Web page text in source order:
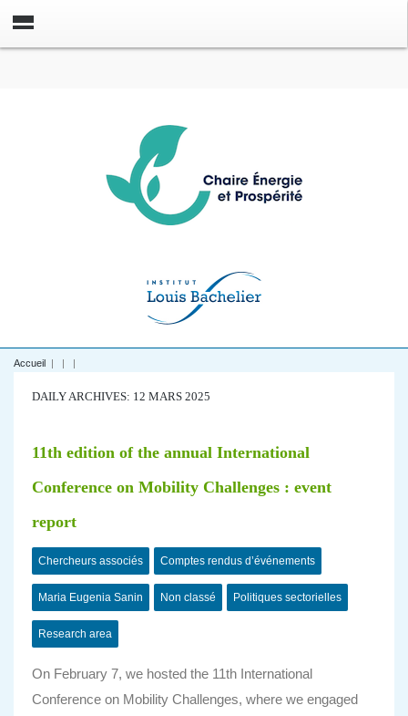
Accueil | | |
DAILY ARCHIVES: 12 MARS 2025
11th edition of the annual International
Conference on Mobility Challenges : event
report
Chercheurs associés Comptes rendus d’événements
Maria Eugenia Sanin Non classé Politiques sectorielles
Research area
On February 7, we hosted the 11th International
Conference on Mobility Challenges, where we engaged